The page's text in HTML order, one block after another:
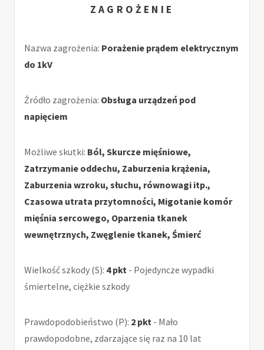
ZAGROŻENIE
Nazwa zagrożenia: Porażenie prądem elektrycznym
do 1kV
Źródło zagrożenia: Obsługa urządzeń pod
napięciem
Możliwe skutki: Ból, Skurcze mięśniowe,
Zatrzymanie oddechu, Zaburzenia krążenia,
Zaburzenia wzroku, słuchu, równowagi itp.,
Czasowa utrata przytomności, Migotanie komór
mięśnia sercowego, Oparzenia tkanek
wewnętrznych, Zwęglenie tkanek, Śmierć
Wielkość szkody (S): 4 pkt - Pojedyncze wypadki
śmiertelne, ciężkie szkody
Prawdopodobieństwo (P): 2 pkt - Mało
prawdopodobne, zdarzające się raz na 10 lat